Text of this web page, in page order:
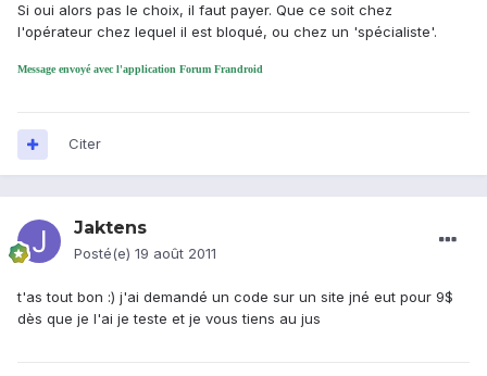
Si oui alors pas le choix, il faut payer. Que ce soit chez
l'opérateur chez lequel il est bloqué, ou chez un 'spécialiste'.
Message envoyé avec l'application Forum Frandroid
Citer
Jaktens
Posté(e) 19 août 2011
t'as tout bon :) j'ai demandé un code sur un site jné eut pour 9$
dès que je l'ai je teste et je vous tiens au jus